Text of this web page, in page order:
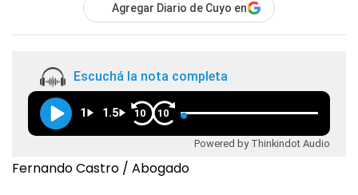
Agregar Diario de Cuyo en
Escuchá la nota completa
1 1.5 10 10
Powered by Thinkindot Audio
Fernando Castro / Abogado